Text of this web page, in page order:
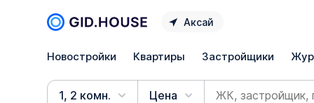
Аксай
Новостройки Квартиры Застройщики
1, 2 комн. Цена